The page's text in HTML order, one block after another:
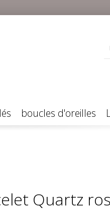
boucles d'oreilles
Quartz